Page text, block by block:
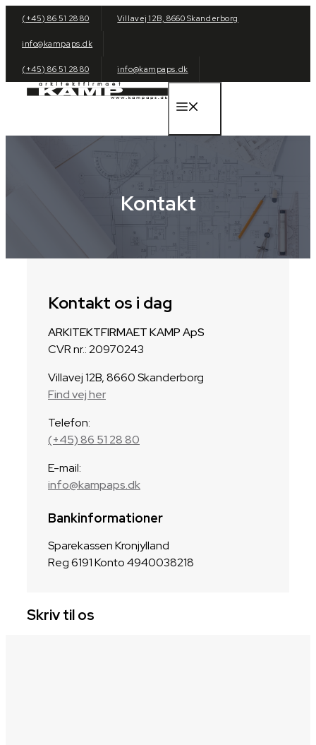
Hop
indhold
(+45) 86 51 28 80 Villavej 12B, 8660 Skanderborg
info@kampaps.dk
(+45) 86 51 28 80 info@kampaps.dk
Kontakt
Kontakt os i dag
ARKITEKTFIRMAET KAMP ApS
CVR nr.: 20970243
Villavej 12B, 8660 Skanderborg
Find vej her
Telefon:
(+45) 86 51 28 80
E-mail:
info@kampaps.dk
Bankinformationer
Sparekassen Kronjylland
Reg 6191 Konto 4940038218
Skriv til os